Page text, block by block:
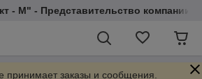
- М" - Представительство компании
принимает заказы и сообщения.